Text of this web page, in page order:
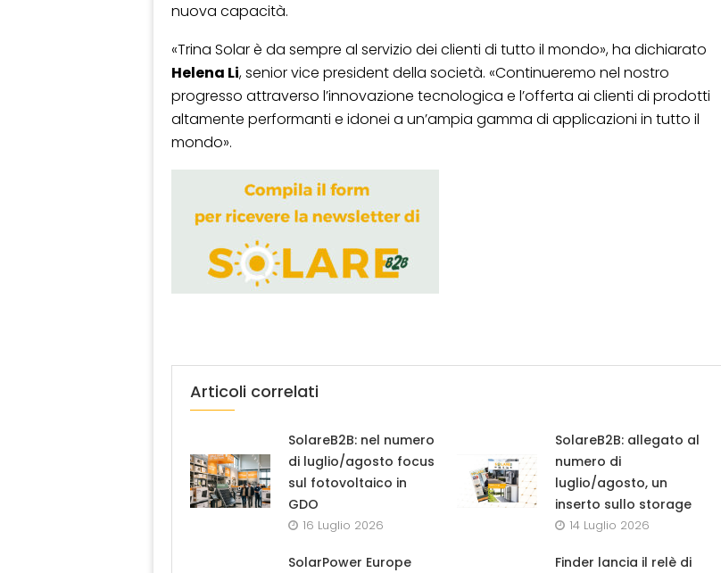
nuova capacità.
«Trina Solar è da sempre al servizio dei clienti di tutto il mondo», ha dichiarato
Helena Li, senior vice president della società. «Continueremo nel nostro
progresso attraverso l’innovazione tecnologica e l’offerta ai clienti di prodotti
altamente performanti e idonei a un’ampia gamma di applicazioni in tutto il
mondo».
Articoli correlati
SolareB2B: nel numero
di luglio/agosto focus
sul fotovoltaico in
GDO
16 Luglio 2026
SolareB2B: allegato al
numero di
luglio/agosto, un
inserto sullo storage
14 Luglio 2026
SolarPower Europe
Finder lancia il relè di